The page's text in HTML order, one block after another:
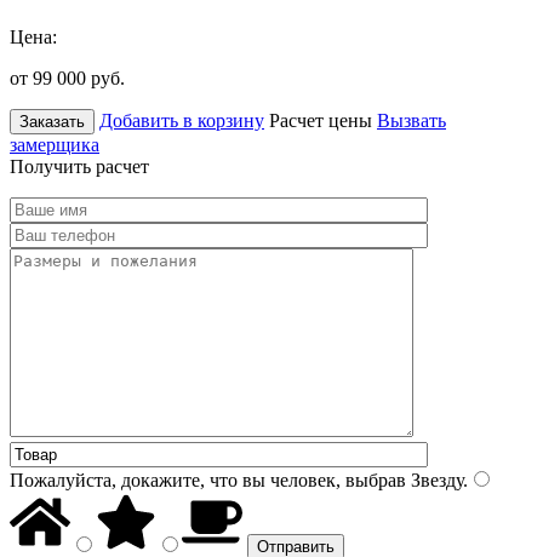
Цена:
от 99 000 руб.
Заказать Добавить в корзину Расчет цены Вызвать
замерщика
Получить расчет
Пожалуйста, докажите, что вы человек, выбрав Звезду.